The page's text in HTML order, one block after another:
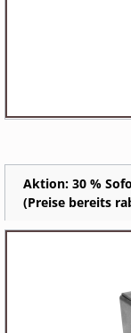
Aktion: 30 %
(Preise bereits